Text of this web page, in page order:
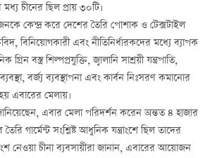
মধ্য চীনের ছিল প্রায় ৩০টি।
কেন্দ্র করে দেশের তৈরি পোশাক ও টেক্সটাইল
বিনিয়োগকারী এবং নীতিনির্ধারকদের মধ্যে ব্যাপক
বস্ত্র শিল্পপ্রযুক্তি, জ্বালানি সাশ্রয়ী যন্ত্রপাতি,
বর্জ্য ব্যবস্থাপনা এবং কার্বন নিঃসরণ কমানোর
এবারের মেলায়।
এবার মেলা পরিদর্শন করেন অন্তত ৪ হাজার
তৈরি গার্মেন্ট সংশ্লিষ্ট আধুনিক যন্ত্রাংশে ছিল তাদের
নেওয়া চীনা ব্যবসায়ীরা জানান, এবারের আয়োজন